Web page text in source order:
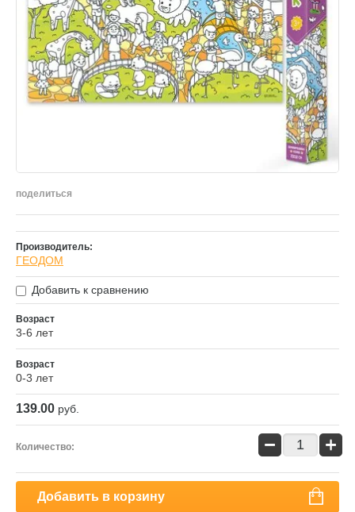
поделиться
Производитель:
ГЕОДОМ
Добавить к сравнению
Возраст
3-6 лет
Возраст
0-3 лет
139.00 руб.
Количество: − +
Добавить в корзину